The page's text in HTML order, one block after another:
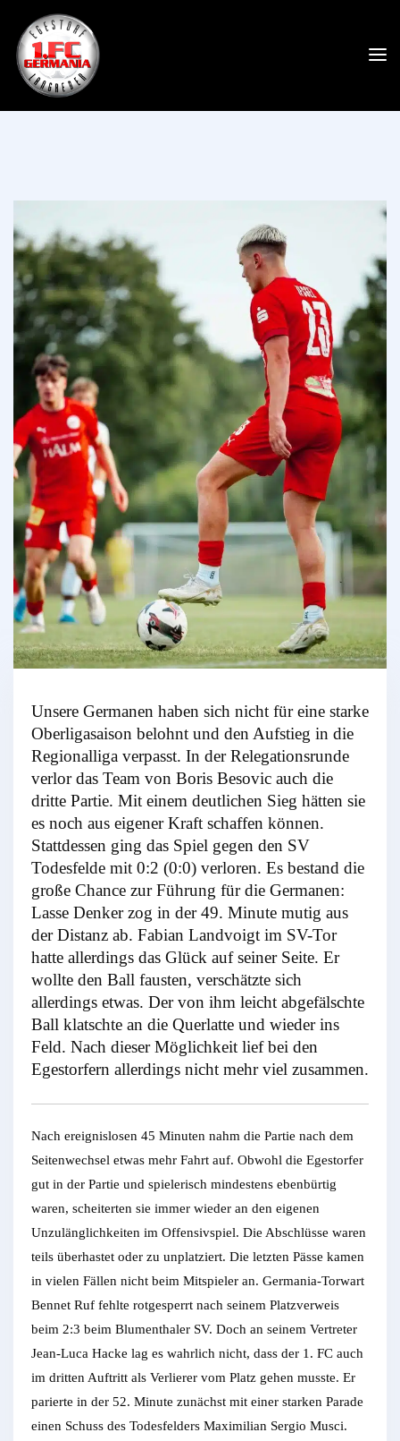
Unsere Germanen haben sich nicht für eine starke
Oberligasaison belohnt und den Aufstieg in die
Regionalliga verpasst. In der Relegationsrunde
verlor das Team von Boris Besovic auch die
dritte Partie. Mit einem deutlichen Sieg hätten sie
es noch aus eigener Kraft schaffen können.
Stattdessen ging das Spiel gegen den SV
Todesfelde mit 0:2 (0:0) verloren. Es bestand die
große Chance zur Führung für die Germanen:
Lasse Denker zog in der 49. Minute mutig aus
der Distanz ab. Fabian Landvoigt im SV-Tor
hatte allerdings das Glück auf seiner Seite. Er
wollte den Ball fausten, verschätzte sich
allerdings etwas. Der von ihm leicht abgefälschte
Ball klatschte an die Querlatte und wieder ins
Feld. Nach dieser Möglichkeit lief bei den
Egestorfern allerdings nicht mehr viel zusammen.
Nach ereignislosen 45 Minuten nahm die Partie nach dem
Seitenwechsel etwas mehr Fahrt auf. Obwohl die Egestorfer
gut in der Partie und spielerisch mindestens ebenbürtig
waren, scheiterten sie immer wieder an den eigenen
Unzulänglichkeiten im Offensivspiel. Die Abschlüsse waren
teils überhastet oder zu unplatziert. Die letzten Pässe kamen
in vielen Fällen nicht beim Mitspieler an. Germania-Torwart
Bennet Ruf fehlte rotgesperrt nach seinem Platzverweis
beim 2:3 beim Blumenthaler SV. Doch an seinem Vertreter
Jean-Luca Hacke lag es wahrlich nicht, dass der 1. FC auch
im dritten Auftritt als Verlierer vom Platz gehen musste. Er
parierte in der 52. Minute zunächst mit einer starken Parade
einen Schuss des Todesfelders Maximilian Sergio Musci.